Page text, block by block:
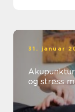
31. januar
Akupunktur thisted
og stress